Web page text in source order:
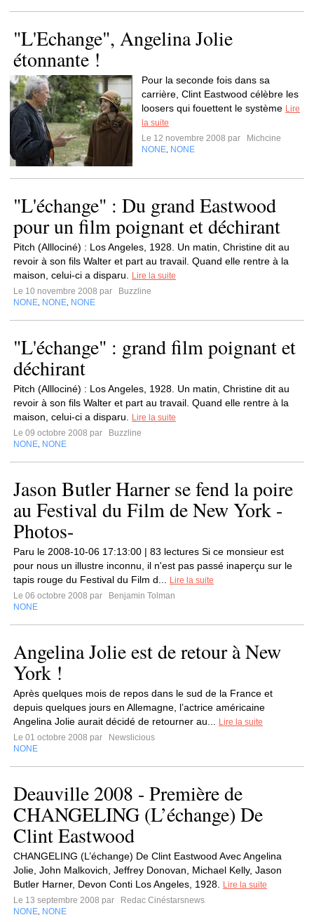
"L'Echange", Angelina Jolie
étonnante !
Pour la seconde fois dans sa
carrière, Clint Eastwood célèbre les
loosers qui fouettent le système Lire
la suite
Le 12 novembre 2008 par
Michcine
NONE NONE
"L'échange" : Du grand Eastwood
pour un film poignant et déchirant
Pitch (Alllociné) : Los Angeles, 1928. Un matin, Christine dit au
revoir à son fils Walter et part au travail. Quand elle rentre à la
maison, celui-ci a disparu.
Lire la suite
Le 10 novembre 2008 par
Buzzline
NONE NONE NONE
"L'échange" : grand film poignant et
déchirant
Pitch (Alllociné) : Los Angeles, 1928. Un matin, Christine dit au
revoir à son fils Walter et part au travail. Quand elle rentre à la
maison, celui-ci a disparu.
Lire la suite
Le 09 octobre 2008 par
Buzzline
NONE NONE
Jason Butler Harner se fend la poire
au Festival du Film de New York -
Photos-
Paru le 2008-10-06 17:13:00 | 83 lectures Si ce monsieur est
pour nous un illustre inconnu, il n'est pas passé inaperçu sur le
tapis rouge du Festival du Film d...
Lire la suite
Le 06 octobre 2008 par
Benjamin Tolman
NONE
Angelina Jolie est de retour à New
York !
Après quelques mois de repos dans le sud de la France et
depuis quelques jours en Allemagne, l’actrice américaine
Angelina Jolie aurait décidé de retourner au...
Lire la suite
Le 01 octobre 2008 par
Newslicious
NONE
Deauville 2008 - Première de
CHANGELING (L’échange) De
Clint Eastwood
CHANGELING (L’échange) De Clint Eastwood Avec Angelina
Jolie, John Malkovich, Jeffrey Donovan, Michael Kelly, Jason
Butler Harner, Devon Conti Los Angeles, 1928.
Lire la suite
Le 13 septembre 2008 par
Redac Cinéstarsnews
NONE NONE